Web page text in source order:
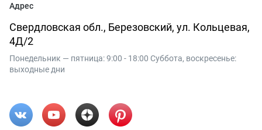
Адрес
Свердловская обл., Березовский, ул. Кольцевая,
4Д/2
Понедельник — пятница: 9:00 - 18:00 Суббота, воскресенье:
выходные дни